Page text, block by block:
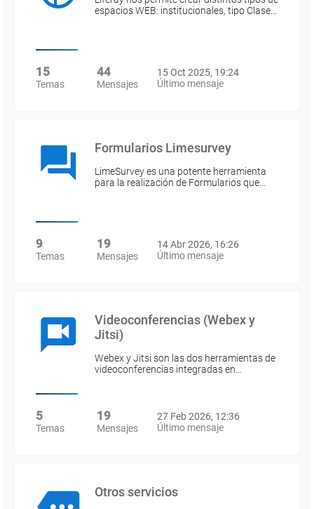
espacios WEB: institucionales, tipo Clase…
15
Temas
44
Mensajes
15 Oct 2025, 19:24
Último mensaje
Formularios Limesurvey
LimeSurvey es una potente herramienta
para la realización de Formularios que…
9
Temas
19
Mensajes
14 Abr 2026, 16:26
Último mensaje
Videoconferencias (Webex y
Jitsi)
Webex y Jitsi son las dos herramientas de
videoconferencias integradas en…
5
Temas
19
Mensajes
27 Feb 2026, 12:36
Último mensaje
Otros servicios